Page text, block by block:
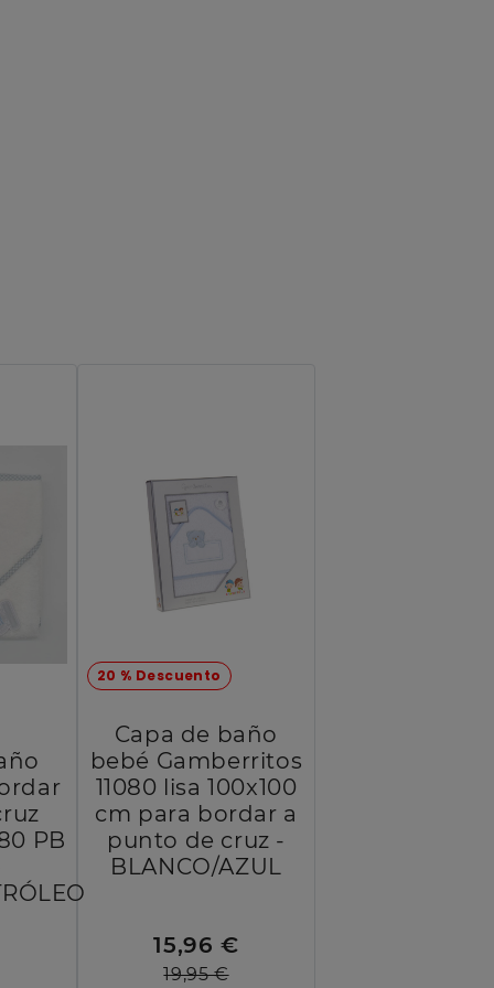
PB
20 % Descuento
Capa de baño
bebé Gamberritos
11080 lisa 100x100
cm para bordar a
punto de cruz -
BLANCO/AZUL
15,96 €
19,95 €